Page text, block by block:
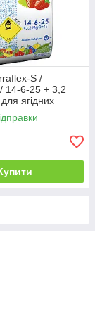
S /
14-6-25 + 3,2
ягідних